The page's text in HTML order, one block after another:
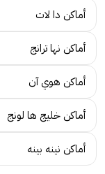
أماكن دا لات
أماكن نها ترانج
أماكن هوي آن
أماكن خليج ها لونج
أماكن نينه بينه